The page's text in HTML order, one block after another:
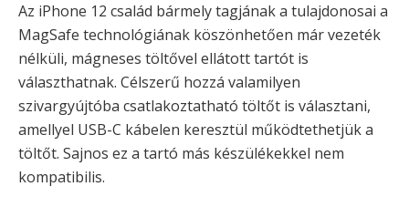
Az iPhone 12 család bármely tagjának a tulajdonosai a
MagSafe technológiának köszönhetően már vezeték
nélküli, mágneses töltővel ellátott tartót is
választhatnak. Célszerű hozzá valamilyen
szivargyújtóba csatlakoztatható töltőt is választani,
amellyel USB-C kábelen keresztül működtethetjük a
töltőt. Sajnos ez a tartó más készülékekkel nem
kompatibilis.